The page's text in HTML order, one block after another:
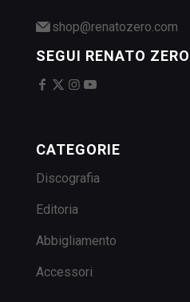
shop@renatozero.com
SEGUI RENATO
CATEGORIE
Discografia
Editoria
Abbigliamento
Accessori